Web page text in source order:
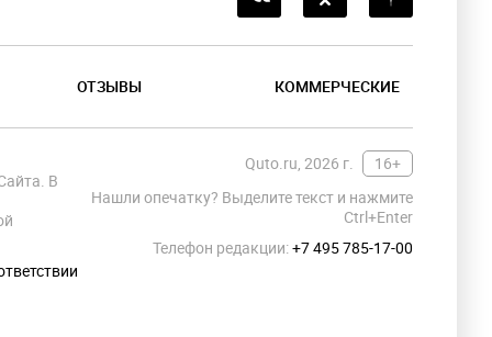
ОТЗЫВЫ КОММЕРЧЕСКИЕ
Quto.ru, 2026 г.
16+
Нашли опечатку? Выделите текст и нажмите
Ctrl+Enter
Телефон редакции:+7 495 785-17-00
В